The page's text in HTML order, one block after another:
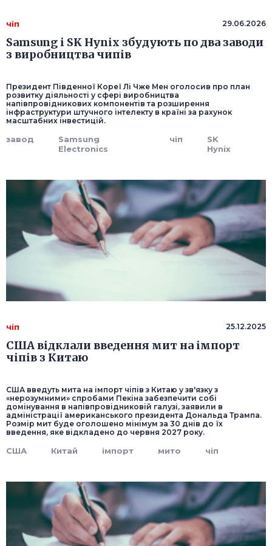
чіп 29.06.2026
Samsung і SK Hynix збудують по два заводи
з виробництва чипів
Президент Південної Кореї Лі Чже Мен оголосив про план
розвитку діяльності у сфері виробництва
напівпровідникових компонентів та розширення
інфраструктури штучного інтелекту в країні за рахунок
масштабних інвестицій.
завод
Samsung
Electronics
чіп
SK
Hynix
чіп 25.12.2025
США відклали введення мит на імпорт
чіпів з Китаю
США введуть мита на імпорт чіпів з Китаю у зв'язку з
«нерозумними» спробами Пекіна забезпечити собі
домінування в напівпровідниковій галузі, заявили в
адміністрації американського президента Дональда Трампа.
Розмір мит буде оголошено мінімум за 30 днів до їх
введення, яке відкладено до червня 2027 року.
США Китай імпорт мито чіп